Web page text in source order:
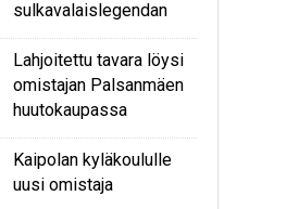
sulkavalaislegendan
Lahjoitettu tavara löysi
omistajan Palsanmäen
huutokaupassa
Kaipolan kyläkoululle
uusi omistaja